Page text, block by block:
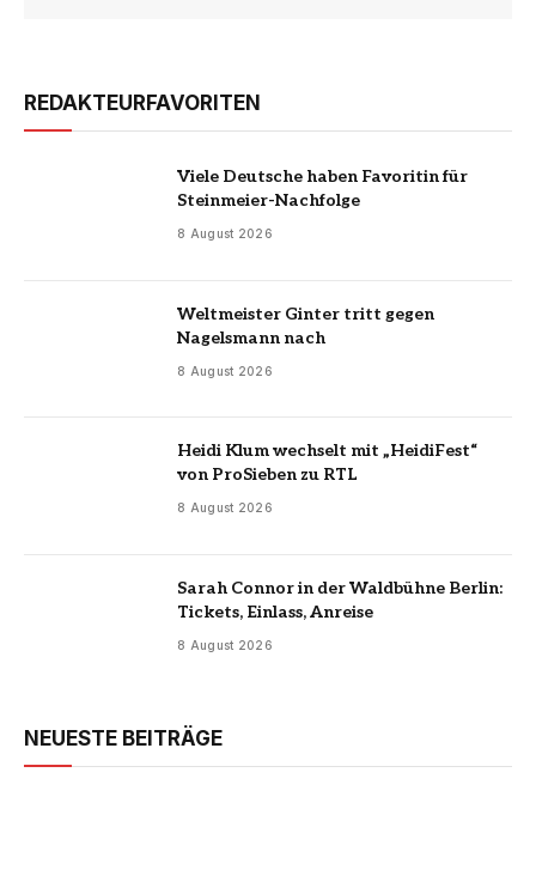
REDAKTEURFAVORITEN
Viele Deutsche haben Favoritin für
Steinmeier-Nachfolge
8 August 2026
Weltmeister Ginter tritt gegen
Nagelsmann nach
8 August 2026
Heidi Klum wechselt mit „HeidiFest“
von ProSieben zu RTL
8 August 2026
Sarah Connor in der Waldbühne Berlin:
Tickets, Einlass, Anreise
8 August 2026
NEUESTE BEITRÄGE